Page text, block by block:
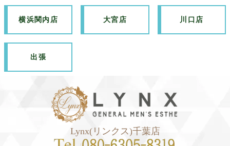
横浜関内店 大宮店 川口店
出張
Lynx(リンクス)千葉店